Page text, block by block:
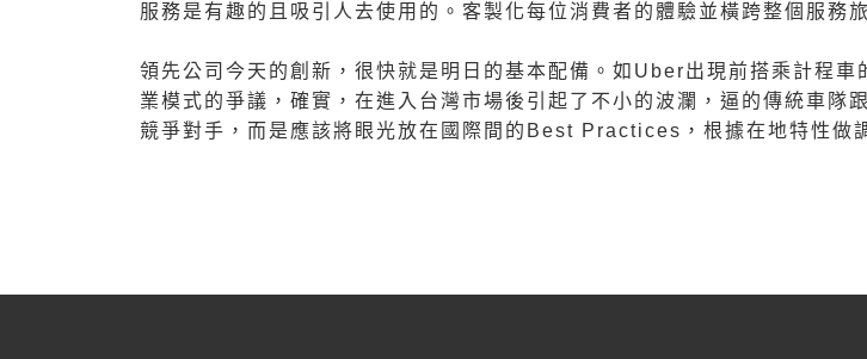
服務是有趣的且吸引人去使用的。客製化每位消費者的體驗並橫跨整個服務旅
領先公司今天的創新，很快就是明日的基本配備。如Uber出現前搭乘計程
業模式的爭議，確實，在進入台灣市場後引起了不小的波瀾，逼的傳統車隊
競爭對手，而是應該將眼光放在國際間的Best Practices，根據在地特性做